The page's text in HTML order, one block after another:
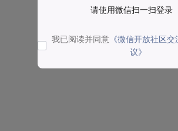
请使用微信扫一扫登录
我已阅读并同意 《微信开放社区
议》